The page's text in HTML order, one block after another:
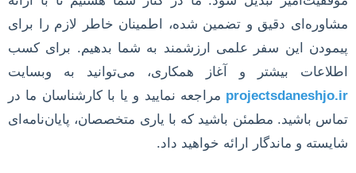
مشاوره‌ای دقیق و تضمین شده، اطمینان خاطر لازم را برای
پیمودن این سفر علمی ارزشمند به شما بدهیم. برای کسب
اطلاعات بیشتر و آغاز همکاری، می‌توانید به وبسایت
projectsdaneshjo.ir مراجعه نمایید و یا با کارشناسان ما در
تماس باشید. مطمئن باشید که با یاری متخصصان، پایان‌نامه‌ای
شایسته و ماندگار ارائه خواهید داد.